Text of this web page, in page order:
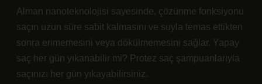
Alman nanoteknolojisi sayesinde, çözünme fonksiyonu
saçın uzun süre sabit kalmasını ve suyla temas ettikten
sonra erimemesini veya dökülmemesini sağlar. Yapay
saç her gün yıkanabilir mi? Protez saç şampuanlarıyla
saçınızı her gün yıkayabilirsiniz.